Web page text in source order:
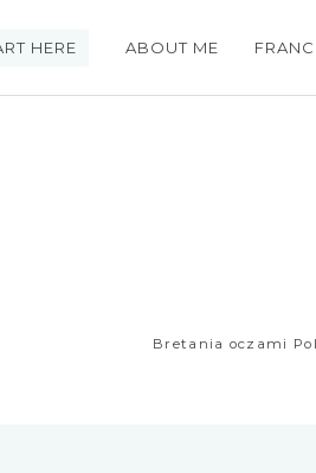
Bretania oczami
HERE ABOUT ME